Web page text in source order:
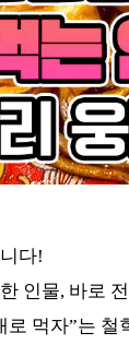
다!
인물, 바로
먹자”는 철